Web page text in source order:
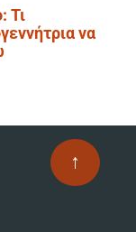
Τι
να
↑